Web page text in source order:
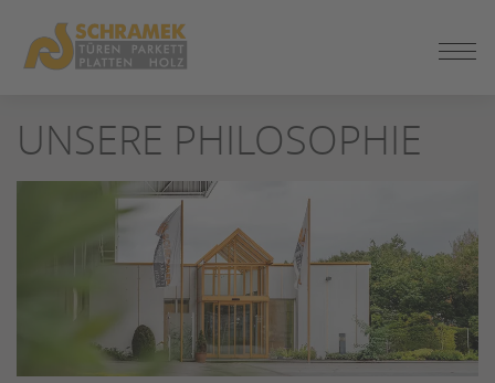
SEITENINHALT
SPRINGEN
UNSERE PHILOSOPHIE